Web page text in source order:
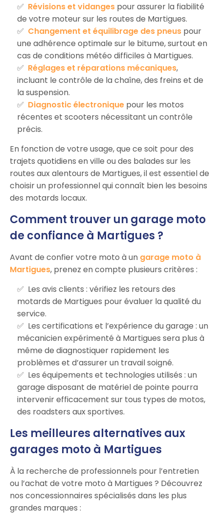
Révisions et vidanges pour assurer la fiabilité
de votre moteur sur les routes de Martigues.
Changement et équilibrage des pneus pour
une adhérence optimale sur le bitume, surtout en
cas de conditions météo difficiles à Martigues.
Réglages et réparations mécaniques,
incluant le contrôle de la chaîne, des freins et de
la suspension.
Diagnostic électronique pour les motos
récentes et scooters nécessitant un contrôle
précis.
En fonction de votre usage, que ce soit pour des
trajets quotidiens en ville ou des balades sur les
routes aux alentours de Martigues, il est essentiel de
choisir un professionnel qui connaît bien les besoins
des motards locaux.
Comment trouver un garage moto
de confiance à Martigues ?
Avant de confier votre moto à un garage moto à
Martigues, prenez en compte plusieurs critères :
Les avis clients : vérifiez les retours des
motards de Martigues pour évaluer la qualité du
service.
Les certifications et l’expérience du garage : un
mécanicien expérimenté à Martigues sera plus à
même de diagnostiquer rapidement les
problèmes et d’assurer un travail soigné.
Les équipements et technologies utilisés : un
garage disposant de matériel de pointe pourra
intervenir efficacement sur tous types de motos,
des roadsters aux sportives.
Les meilleures alternatives aux
garages moto à Martigues
À la recherche de professionnels pour l’entretien
ou l’achat de votre moto à Martigues ? Découvrez
nos concessionnaires spécialisés dans les plus
grandes marques :